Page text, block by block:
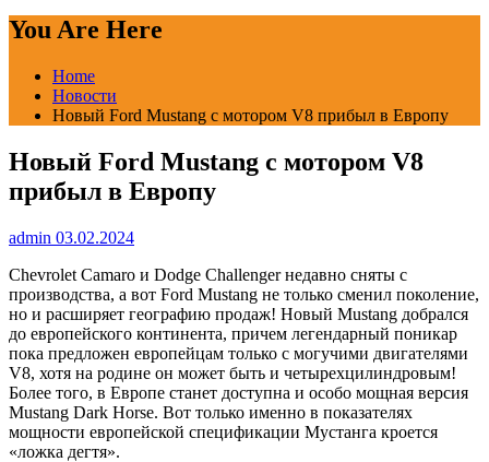
You Are Here
Home
Новости
Новый Ford Mustang с мотором V8 прибыл в Европу
Новый Ford Mustang с мотором V8
прибыл в Европу
admin 03.02.2024
Chevrolet Camaro и Dodge Challenger недавно сняты с
производства, а вот Ford Mustang не только сменил поколение,
но и расширяет географию продаж! Новый Mustang добрался
до европейского континента, причем легендарный поникар
пока предложен европейцам только с могучими двигателями
V8, хотя на родине он может быть и четырехцилиндровым!
Более того, в Европе станет доступна и особо мощная версия
Mustang Dark Horse. Вот только именно в показателях
мощности европейской спецификации Мустанга кроется
«ложка дегтя».